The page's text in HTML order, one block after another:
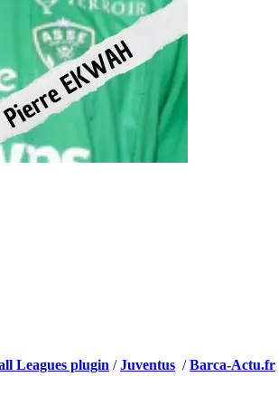
Leagues plugin /Juventus /Barca-Actu.fr